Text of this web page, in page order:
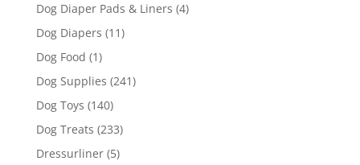
Dog Diaper Pads & Liners (4)
Dog Diapers (11)
Dog Food (1)
Dog Supplies (241)
Dog Toys (140)
Dog Treats (233)
Dressurliner (5)